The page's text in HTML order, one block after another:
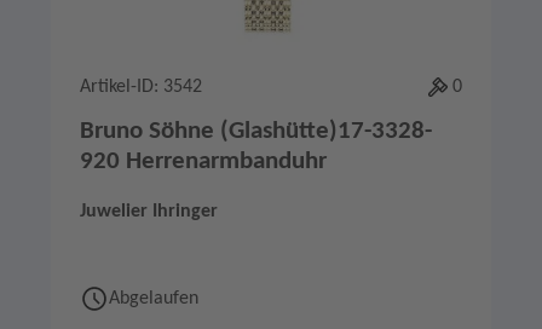
Artikel-ID: 3542 0
Bruno Söhne (Glashütte)17-3328-
920 Herrenarmbanduhr
Juwelier Ihringer
Abgelaufen